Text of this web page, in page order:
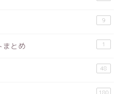
9
まとめ 1
48